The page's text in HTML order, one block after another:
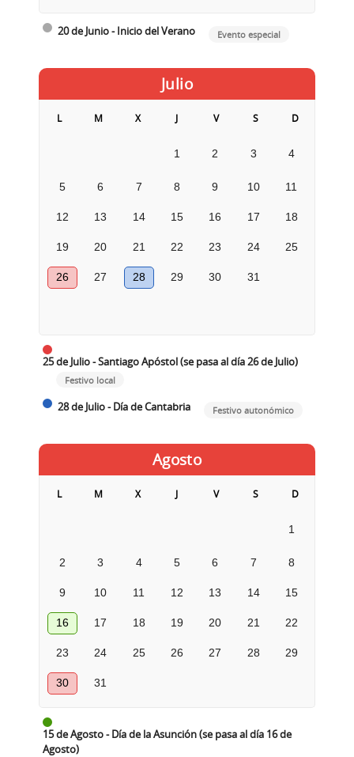
20 de Junio - Inicio del Verano Evento especial
Julio
L M X J V S D
1 2 3 4
5 6 7 8 9 10 11
12 13 14 15 16 17 18
19 20 21 22 23 24 25
26 27 28 29 30 31
25 de Julio - Santiago Apóstol (se pasa al día 26 de Julio)
Festivo local
28 de Julio - Día de Cantabria Festivo autonómico
Agosto
L M X J V S D
1
2 3 4 5 6 7 8
9 10 11 12 13 14 15
16 17 18 19 20 21 22
23 24 25 26 27 28 29
30 31
15 de Agosto - Día de la Asunción (se pasa al día 16 de
Agosto)